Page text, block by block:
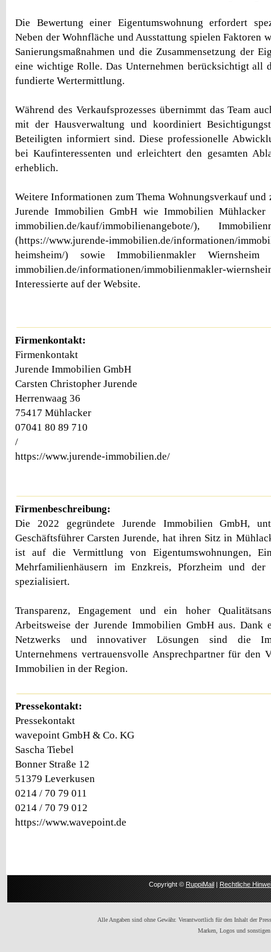
Die Bewertung einer Eigentumswohnung erfordert
Neben der Wohnfläche und Ausstattung spielen Faktoren
Sanierungsmaßnahmen und die Zusammensetzung der
eine wichtige Rolle. Das Unternehmen berücksichtigt all
fundierte Wertermittlung.
Während des Verkaufsprozesses übernimmt das Team
mit der Hausverwaltung und koordiniert
Beteiligten informiert sind. Diese professionelle
bei Kaufinteressenten und erleichtert den gesamten
erheblich.
Weitere Informationen zum Thema Wohnungsverkauf und
Jurende Immobilien GmbH wie Immobilien Mühlacker
immobilien.de/kauf/immobilienangebote/),
(https://www.jurende-immobilien.de/informationen/
heimsheim/) sowie Immobilienmakler Wiernsheim
immobilien.de/informationen/immobilienmakler-
Interessierte auf der Website.
Firmenkontakt:
Firmenkontakt
Jurende Immobilien GmbH
Carsten Christopher Jurende
Herrenwaag 36
75417 Mühlacker
07041 80 89 710
/
https://www.jurende-immobilien.de/
Firmenbeschreibung:
Die 2022 gegründete Jurende Immobilien GmbH,
Geschäftsführer Carsten Jurende, hat ihren Sitz in
ist auf die Vermittlung von Eigentumswohnungen,
Mehrfamilienhäusern im Enzkreis, Pforzheim und der
spezialisiert.
Transparenz, Engagement und ein hoher
Arbeitsweise der Jurende Immobilien GmbH aus. Dank
Netzwerks und innovativer Lösungen sind die
Unternehmens vertrauensvolle Ansprechpartner für den
Immobilien in der Region.
Pressekontakt:
Pressekontakt
wavepoint GmbH & Co. KG
Sascha Tiebel
Bonner Straße 12
51379 Leverkusen
0214 / 70 79 011
0214 / 70 79 012
https://www.wavepoint.de
Copyright ©RuppiMail|Rechtliche
Alle Angaben sind ohne Gewähr. Verantwortlich für den Inhalt der
Marken, Logos und